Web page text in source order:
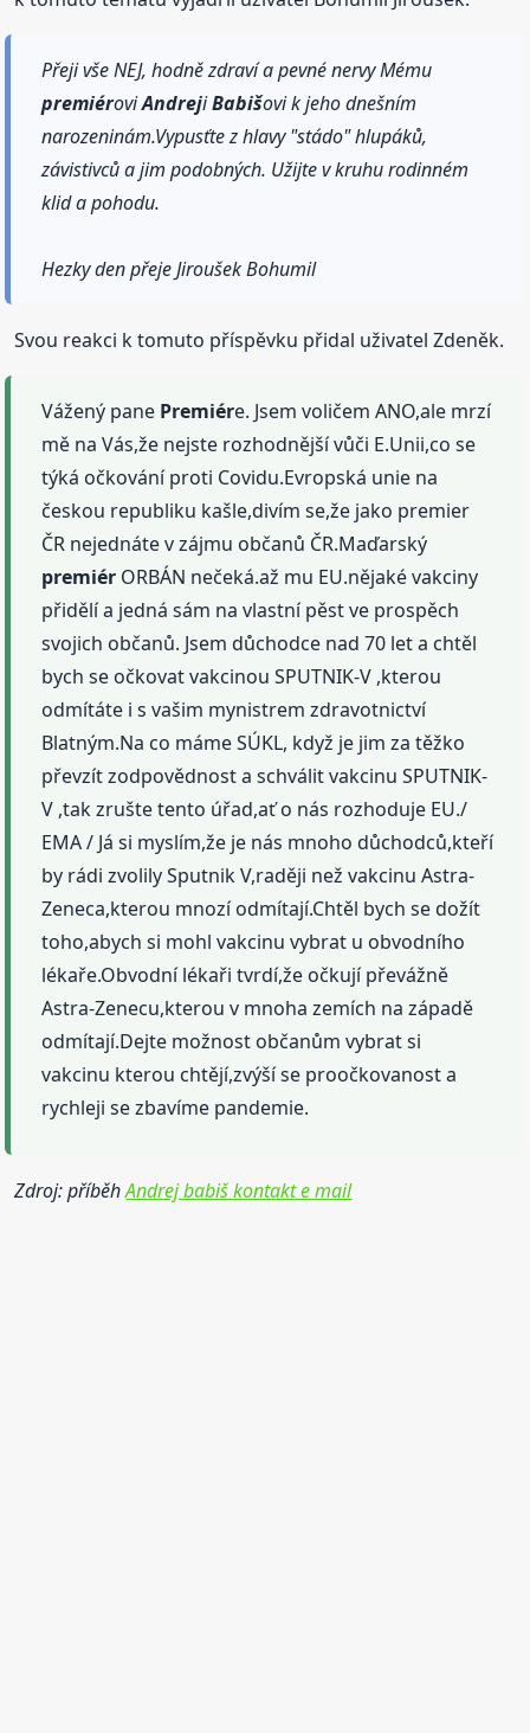
Přeji vše NEJ, hodně zdraví a pevné nervy Mému
premiéroviAndrejiBabišovi k jeho dnešním
narozeninám.Vypusťte z hlavy "stádo" hlupáků,
závistivců a jim podobných. Užijte v kruhu rodinném
klid a pohodu.
Hezky den přeje Jiroušek Bohumil
Svou reakci k tomuto příspěvku přidal uživatel Zdeněk.
Vážený pane Premiére. Jsem voličem ANO,ale mrzí
mě na Vás,že nejste rozhodnější vůči E.Unii,co se
týká očkování proti Covidu.Evropská unie na
českou republiku kašle,divím se,že jako premier
ČR nejednáte v zájmu občanů ČR.Maďarský
premiér ORBÁN nečeká.až mu EU.nějaké vakciny
přidělí a jedná sám na vlastní pěst ve prospěch
svojich občanů. Jsem důchodce nad 70 let a chtěl
bych se očkovat vakcinou SPUTNIK-V ,kterou
odmítáte i s vašim mynistrem zdravotnictví
Blatným.Na co máme SÚKL, když je jim za těžko
převzít zodpovědnost a schválit vakcinu SPUTNIK-
V ,tak zrušte tento úřad,ať o nás rozhoduje EU./
EMA / Já si myslím,že je nás mnoho důchodců,kteří
by rádi zvolily Sputnik V,raději než vakcinu Astra-
Zeneca,kterou mnozí odmítají.Chtěl bych se dožít
toho,abych si mohl vakcinu vybrat u obvodního
lékaře.Obvodní lékaři tvrdí,že očkují převážně
Astra-Zenecu,kterou v mnoha zemích na západě
odmítají.Dejte možnost občanům vybrat si
vakcinu kterou chtějí,zvýší se proočkovanost a
rychleji se zbavíme pandemie.
Zdroj: příběhAndrej babiš kontakt e mail